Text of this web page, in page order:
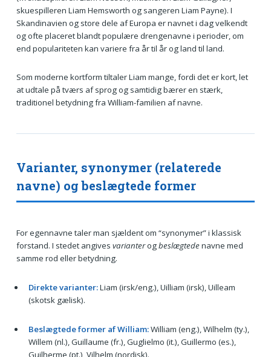
skuespilleren Liam Hemsworth og sangeren Liam Payne). I
Skandinavien og store dele af Europa er navnet i dag velkendt
og ofte placeret blandt populære drengenavne i perioder, om
end populariteten kan variere fra år til år og land til land.
Som moderne kortform tiltaler Liam mange, fordi det er kort, let
at udtale på tværs af sprog og samtidig bærer en stærk,
traditionel betydning fra William-familien af navne.
Varianter, synonymer (relaterede
navne) og beslægtede former
For egennavne taler man sjældent om “synonymer” i klassisk
forstand. I stedet angives varianterogbeslægtedenavne med
samme rod eller betydning.
Direkte varianter:Liam (irsk/eng.), Uilliam (irsk), Uilleam
(skotsk gælisk).
Beslægtede former af William:William (eng.), Wilhelm (ty.),
Willem (nl.), Guillaume (fr.), Guglielmo (it.), Guillermo (es.),
Guilherme (pt.), Vilhelm (nordisk).